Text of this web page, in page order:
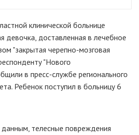
клинической больнице
девочка, доставленная в лечебное
"закрытая черепно-мозговая
"Нового
в пресс-службе регионального
Ребенок поступил в больницу 6
телесные повреждения